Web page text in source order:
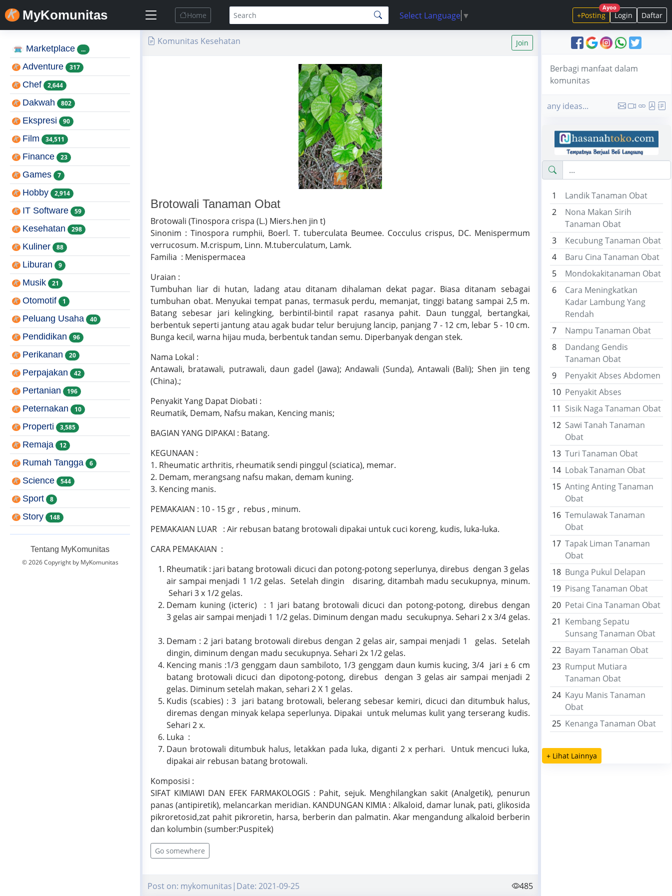
MyKomunitas Home Select Language ▼ +Posting
Ayoo
Login Daftar
Marketplace ...
Adventure 317
Chef 2,644
Dakwah 802
Ekspresi 90
Film 34,511
Finance 23
Games 7
Hobby 2,914
IT Software 59
Kesehatan 298
Kuliner 88
Liburan 9
Musik 21
Otomotif 1
Peluang Usaha 40
Pendidikan 96
Perikanan 20
Perpajakan 42
Pertanian 196
Peternakan 10
Properti 3,585
Remaja 12
Rumah Tangga 6
Science 544
Sport 8
Story 148
Tentang MyKomunitas
© 2026 Copyright by MyKomunitas
Komunitas Kesehatan Join
Brotowali Tanaman Obat
Brotowali (Tinospora crispa (L.) Miers.hen jin t)
Sinonim : Tinospora rumphii, Boerl. T. tuberculata Beumee. Cocculus crispus, DC. Menispermum
verrucosum. M.crispum, Linn. M.tuberculatum, Lamk.
Familia : Menispermacea
Uraian :
Tumbuhan liar di hutan, ladang atau ditanam dihalaman dekat pagar. Biasa ditanam sebagai
tumbuhan obat. Menyukai tempat panas, termasuk perdu, memanjat, tinggi batang sampai 2,5 m.
Batang sebesar jari kelingking, berbintil-bintil rapat rasanya pahit. Daun tunggal, bertangkai,
berbentuk seperti jantung atau agak budar telur berujung lancip, panjang 7 - 12 cm, lebar 5 - 10 cm.
Bunga kecil, warna hijau muda, berbentuk tandan semu. Diperbanyak dengan stek.
Nama Lokal :
Antawali, bratawali, putrawali, daun gadel (Jawa); Andawali (Sunda), Antawali (Bali); Shen jin teng
(China).;
Penyakit Yang Dapat Diobati :
Reumatik, Demam, Nafsu makan, Kencing manis;
BAGIAN YANG DIPAKAI : Batang.
KEGUNAAN :
1. Rheumatic arthritis, rheumatik sendi pinggul (sciatica), memar.
2. Demam, merangsang nafsu makan, demam kuning.
3. Kencing manis.
PEMAKAIAN : 10 - 15 gr , rebus , minum.
PEMAKAIAN LUAR : Air rebusan batang brotowali dipakai untuk cuci koreng, kudis, luka-luka.
CARA PEMAKAIAN :
Rheumatik : jari batang brotowali dicuci dan potong-potong seperlunya, direbus dengan 3 gelas
air sampai menjadi 1 1/2 gelas. Setelah dingin disaring, ditambah madu secukupnya, minum.
Sehari 3 x 1/2 gelas.
Demam kuning (icteric) : 1 jari batang brotowali dicuci dan potong-potong, direbus dengan
3 gelas air sampai menjadi 1 1/2 gelas. Diminum dengan madu secukupnya. Sehari 2 x 3/4 gelas.
Demam : 2 jari batang brotowali direbus dengan 2 gelas air, sampai menjadi 1 gelas. Setelah
dingin, diminum dengan madu secukupnya. Sehari 2x 1/2 gelas.
Kencing manis :1/3 genggam daun sambiloto, 1/3 genggam daun kumis kucing, 3/4 jari ± 6 cm
batang brotowali dicuci dan dipotong-potong, direbus dengan 3 gelas air sampai menjadi 2
gelas. Diminum setelah makan, sehari 2 X 1 gelas.
Kudis (scabies) : 3 jari batang brotowali, belerang sebesar kemiri, dicuci dan ditumbuk halus,
diremas dengan minyak kelapa seperlunya. Dipakai untuk melumas kulit yang terserang kudis.
Sehari 2 x.
Luka :
Daun brotowali ditumbuk halus, letakkan pada luka, diganti 2 x perhari. Untuk mencuci luka,
dipakai air rebusan batang brotowali.
Komposisi :
SIFAT KIMIAWI DAN EFEK FARMAKOLOGIS : Pahit, sejuk. Menghilangkan sakit (Analgetik), penurun
panas (antipiretik), melancarkan meridian. KANDUNGAN KIMIA : Alkaloid, damar lunak, pati, glikosida
pikroretosid,zat pahit pikroretin, harsa, berberin dan palmatin. Akar mengandung alkaloid berberin
dan kolumbin (sumber:Puspitek)
Go somewhere
Post on: mykomunitas|Date: 2021-09-25 485
Berbagi manfaat dalam
komunitas
any ideas...
1
Landik Tanaman Obat
2
Nona Makan Sirih
Tanaman Obat
3
Kecubung Tanaman Obat
4
Baru Cina Tanaman Obat
5
Mondokakitanaman Obat
6
Cara Meningkatkan
Kadar Lambung Yang
Rendah
7
Nampu Tanaman Obat
8
Dandang Gendis
Tanaman Obat
9
Penyakit Abses Abdomen
10 Penyakit Abses
11 Sisik Naga Tanaman Obat
12 Sawi Tanah Tanaman
Obat
13 Turi Tanaman Obat
14 Lobak Tanaman Obat
15 Anting Anting Tanaman
Obat
16 Temulawak Tanaman
Obat
17 Tapak Liman Tanaman
Obat
18 Bunga Pukul Delapan
19 Pisang Tanaman Obat
20 Petai Cina Tanaman Obat
21 Kembang Sepatu
Sunsang Tanaman Obat
22 Bayam Tanaman Obat
23 Rumput Mutiara
Tanaman Obat
24 Kayu Manis Tanaman
Obat
25 Kenanga Tanaman Obat
+ Lihat Lainnya